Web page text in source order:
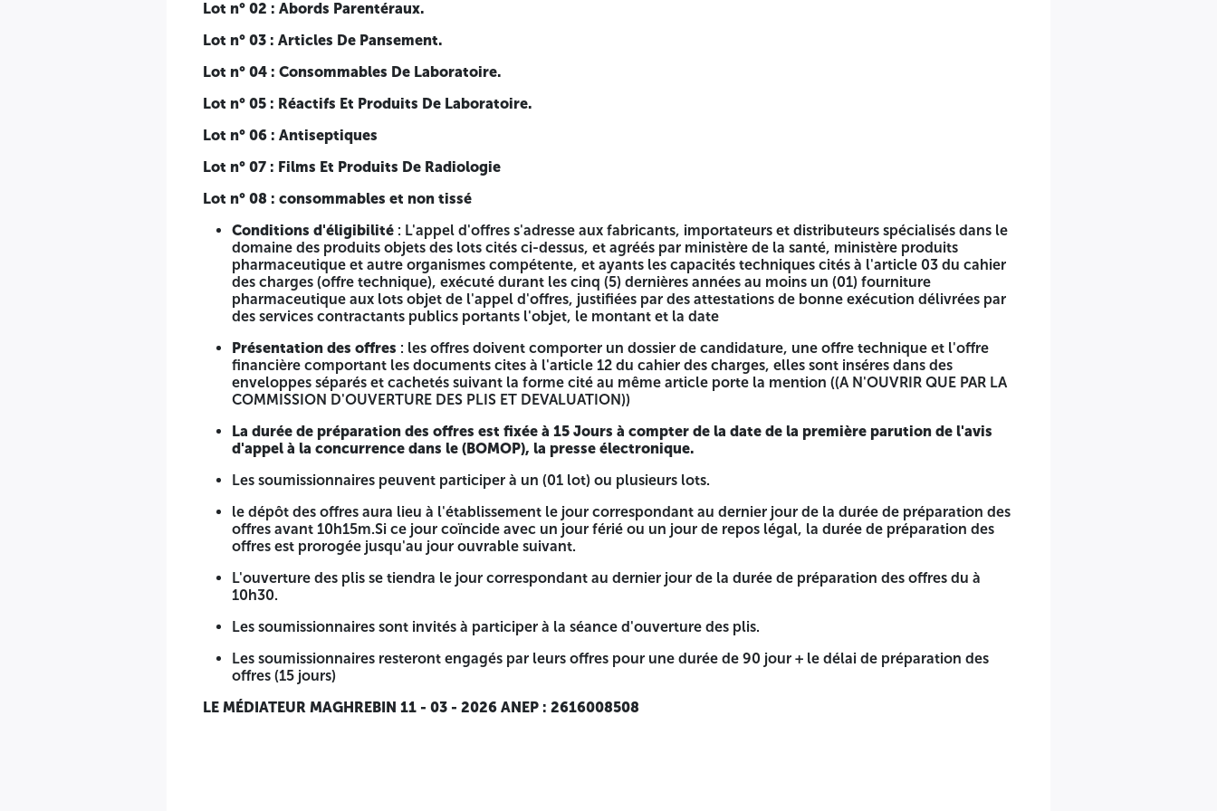
Lot n° 02 : Abords Parentéraux.
Lot n° 03 : Articles De Pansement.
Lot n° 04 : Consommables De Laboratoire.
Lot n° 05 : Réactifs Et Produits De Laboratoire.
Lot n° 06 : Antiseptiques
Lot n° 07 : Films Et Produits De Radiologie
Lot n° 08 : consommables et non tissé
Conditions d'éligibilité : L'appel d'offres s'adresse aux fabricants, importateurs et distributeurs spécialisés dans le
domaine des produits objets des lots cités ci-dessus, et agréés par ministère de la santé, ministère produits
pharmaceutique et autre organismes compétente, et ayants les capacités techniques cités à l'article 03 du cahier
des charges (offre technique), exécuté durant les cinq (5) dernières années au moins un (01) fourniture
pharmaceutique aux lots objet de l'appel d'offres, justifiées par des attestations de bonne exécution délivrées par
des services contractants publics portants l'objet, le montant et la date
Présentation des offres : les offres doivent comporter un dossier de candidature, une offre technique et l'offre
financière comportant les documents cites à l'article 12 du cahier des charges, elles sont inséres dans des
enveloppes séparés et cachetés suivant la forme cité au même article porte la mention ((A N'OUVRIR QUE PAR LA
COMMISSION D'OUVERTURE DES PLIS ET DEVALUATION))
La durée de préparation des offres est fixée à 15 Jours à compter de la date de la première parution de l'avis
d'appel à la concurrence dans le (BOMOP), la presse électronique.
Les soumissionnaires peuvent participer à un (01 lot) ou plusieurs lots.
le dépôt des offres aura lieu à l'établissement le jour correspondant au dernier jour de la durée de préparation des
offres avant 10h15m.Si ce jour coïncide avec un jour férié ou un jour de repos légal, la durée de préparation des
offres est prorogée jusqu'au jour ouvrable suivant.
L'ouverture des plis se tiendra le jour correspondant au dernier jour de la durée de préparation des offres du à
10h30.
Les soumissionnaires sont invités à participer à la séance d'ouverture des plis.
Les soumissionnaires resteront engagés par leurs offres pour une durée de 90 jour + le délai de préparation des
offres (15 jours)
LE MÉDIATEUR MAGHREBIN 11 - 03 - 2026 ANEP : 2616008508